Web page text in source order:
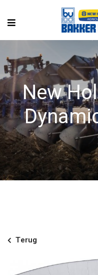
New
Terug